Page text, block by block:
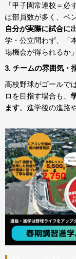
「甲子園常連校＝
は部員数が多く、ベ
自分が実際に試合に
学・公立問わず、「
場機会が得られるか
3. チームの雰囲気・
高校野球がゴールで
ロを目指す場合も、
ます。進学後の進路